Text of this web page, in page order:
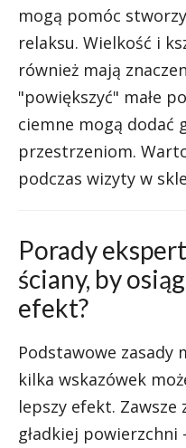
mogą pomóc
relaksu. Wielkość i
również mają
"powiększyć" małe
ciemne mogą dodać
przestrzeniom.
podczas wizyty w
Porady
ściany, by
efekt?
Podstawowe zasady
kilka wskazówek
lepszy efekt. Zawsze
gładkiej